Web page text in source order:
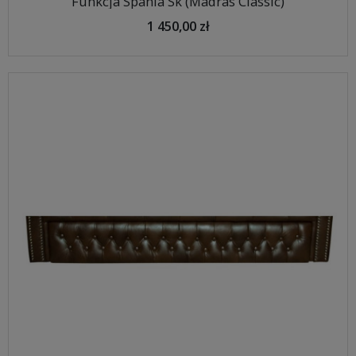
1 450,00 zł